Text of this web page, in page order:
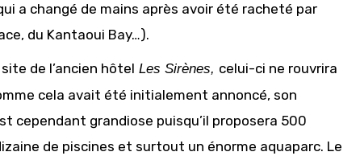
a changé de mains après avoir été racheté par
du Kantaoui Bay…).
de l’ancien hôtel Les Sirènes, celui-ci ne rouvrira
cela avait été initialement annoncé, son
cependant grandiose puisqu’il proposera 500
de piscines et surtout un énorme aquaparc. Le